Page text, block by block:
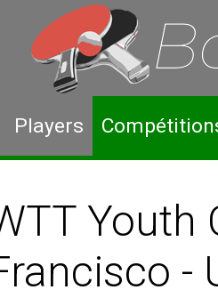
Players
Youth
-